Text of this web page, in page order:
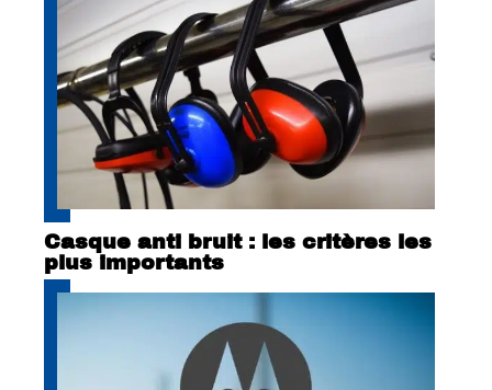
Casque anti bruit : les critères les
plus importants